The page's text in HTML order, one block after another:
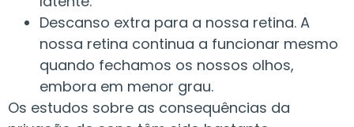
Descanso extra para a nossa retina. A
nossa retina continua a funcionar mesmo
quando fechamos os nossos olhos,
embora em menor grau.
Os estudos sobre as consequências da